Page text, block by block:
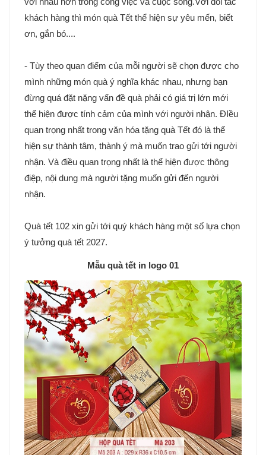
khách hàng thì món quà Tết thể hiện sự yêu mến, biết
ơn, gắn bó....
- Tùy theo quan điểm của mỗi người sẽ chọn được cho
mình những món quà ý nghĩa khác nhau, nhưng bạn
đừng quá đặt nặng vấn đề quà phải có giá trị lớn mới
thể hiện được tính cảm của mình với người nhận. ĐIều
quan trọng nhất trong văn hóa tặng quà Tết đó là thể
hiện sự thành tâm, thành ý mà muốn trao gửi tới người
nhận. Và điều quan trọng nhất là thể hiện được thông
điệp, nội dung mà người tặng muốn gửi đến người
nhận.
Quà tết 102 xin gửi tới quý khách hàng một số lựa chọn
ý tưởng quà tết 2027.
Mẫu quà tết in logo 01